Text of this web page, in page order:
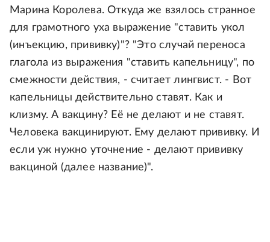
Марина Королева. Откуда же взялось странное
для грамотного уха выражение "ставить укол
(инъекцию, прививку)"? "Это случай переноса
глагола из выражения "ставить капельницу", по
смежности действия, - считает лингвист. - Вот
капельницы действительно ставят. Как и
клизму. А вакцину? Её не делают и не ставят.
Человека вакцинируют. Ему делают прививку. И
если уж нужно уточнение - делают прививку
вакциной (далее название)".